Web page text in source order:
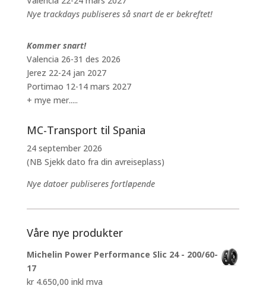
Nye trackdays publiseres så snart de er bekreftet!
Kommer snart!
Valencia 26-31 des 2026
Jerez 22-24 jan 2027
Portimao 12-14 mars 2027
+ mye mer.....
MC-Transport til Spania
24 september 2026
(NB Sjekk dato fra din avreiseplass)
Nye datoer publiseres fortløpende
Våre nye produkter
Michelin Power Performance Slic 24 - 200/60-
17
kr4.650,00 inkl mva